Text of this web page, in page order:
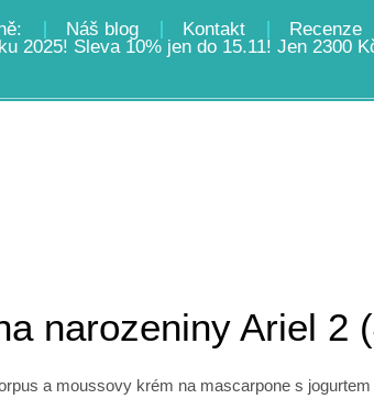
Náš blog Kontakt
Recenze
2025! Sleva 10% jen do 15.11! Jen 2300
narozeniny Ariel 2
a moussovy krém na mascarpone s jogurtem